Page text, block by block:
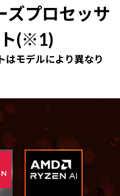
ズプロセッサ
(※1)
はモデルにより異なり